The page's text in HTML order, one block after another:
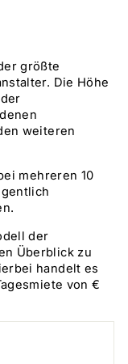
größte
Die Höhe
weiteren
mehreren 10
der
Überblick zu
handelt es
von €